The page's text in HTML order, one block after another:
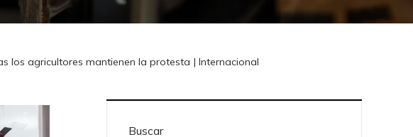
los agricultores mantienen la protesta | Internacional
Buscar